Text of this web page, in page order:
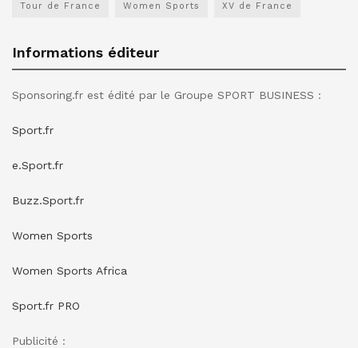
Tour de France Women Sports XV de France
Informations éditeur
Sponsoring.fr est édité par le Groupe SPORT BUSINESS :
Sport.fr
e.Sport.fr
Buzz.Sport.fr
Women Sports
Women Sports Africa
Sport.fr PRO
Publicité :